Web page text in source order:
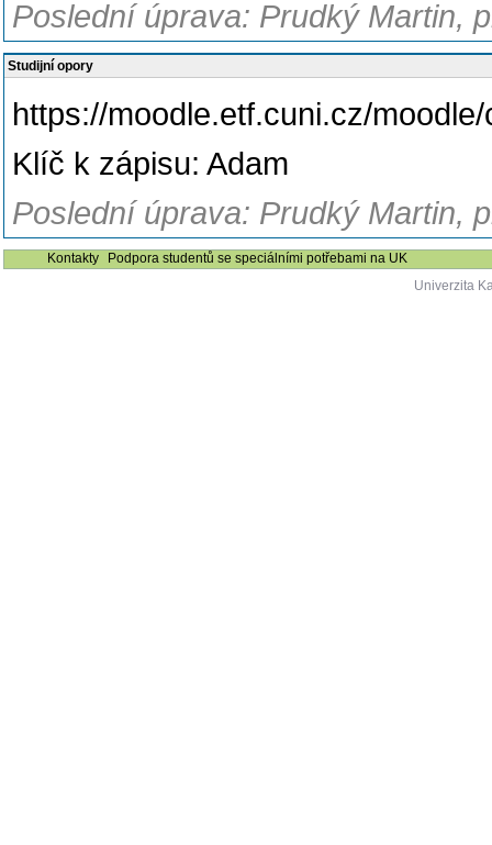
Poslední úprava: Prudký Martin,
Studijní opory
https://moodle.etf.cuni.cz/
Klíč k zápisu: Adam
Poslední úprava: Prudký Martin,
Kontakty
Podpora studentů se speciálními potřebami na UK
Univerzita